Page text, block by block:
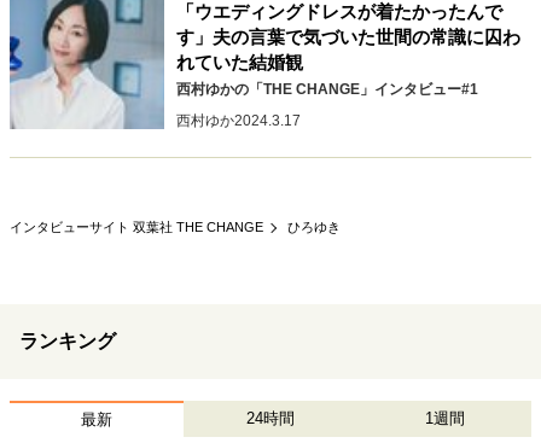
ライフスタイル・生き方
40代からの景色 50代のリアル
美しさの哲学
パートナーとの歩み方
親になるということ
70代のグランドデザイン
社会・カルチャー・マネー
「ウエディングドレスが着たかったんで
す」夫の言葉で気づいた世間の常識に囚わ
れていた結婚観
西村ゆかの「THE CHANGE」インタビュー#1
西村ゆか2024.3.17
インタビューサイト 双葉社 THE CHANGE ひろゆき
ランキング
最新 24時間 1週間